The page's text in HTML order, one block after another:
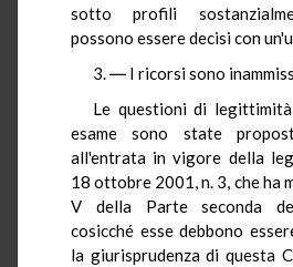
sotto profili
possono essere decisi con
3. ― I ricorsi sono
Le questioni di
esame sono state
all'entrata in vigore della
18 ottobre 2001, n. 3, che ha
V della Parte seconda
cosicché esse debbono
la giurisprudenza di questa